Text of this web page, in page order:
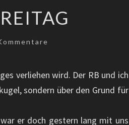
verliehen wird. Der RB und ich
sondern über den Grund für
er doch gestern lang mit uns